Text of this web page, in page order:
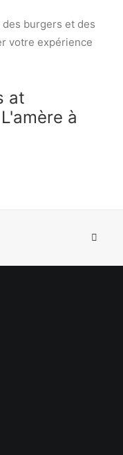
burgers et des
votre expérience
at
à